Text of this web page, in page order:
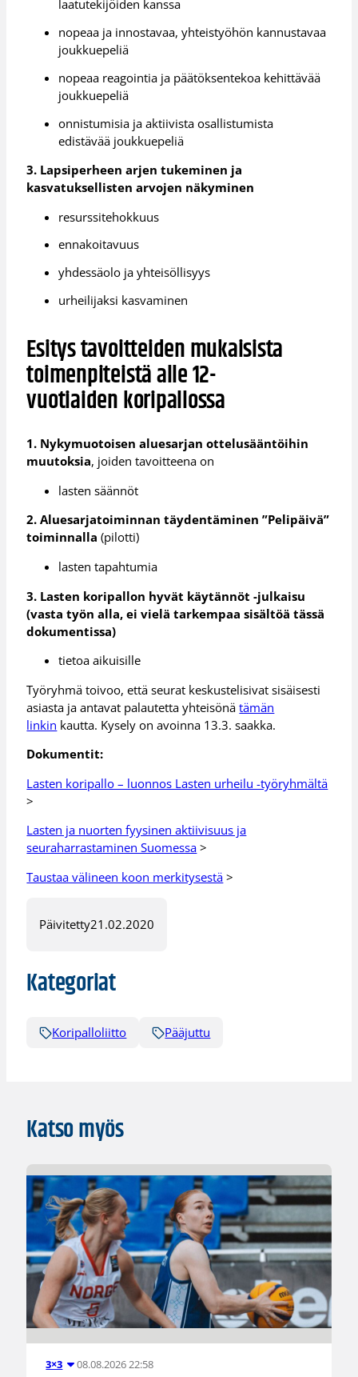
laatutekijöiden kanssa
nopeaa ja innostavaa, yhteistyöhön kannustavaa
joukkuepeliä
nopeaa reagointia ja päätöksentekoa kehittävää
joukkuepeliä
onnistumisia ja aktiivista osallistumista
edistävää joukkuepeliä
3. Lapsiperheen arjen tukeminen ja
kasvatuksellisten arvojen näkyminen
resurssitehokkuus
ennakoitavuus
yhdessäolo ja yhteisöllisyys
urheilijaksi kasvaminen
Esitys tavoitteiden mukaisista
toimenpiteistä alle 12-
vuotiaidenkoripallossa
1. Nykymuotoisen aluesarjan ottelusääntöihin
muutoksia, joiden tavoitteena on
lasten säännöt
2. Aluesarjatoiminnan täydentäminen ”Pelipäivä”
toiminnalla(pilotti)
lasten tapahtumia
3. Lasten koripallon hyvät käytännöt -julkaisu
(vasta työn alla, ei vielä tarkempaa sisältöä tässä
dokumentissa)
tietoa aikuisille
Työryhmä toivoo, että seurat keskustelisivat sisäisesti
asiasta ja antavat palautetta yhteisönätämän
linkin kautta. Kysely on avoinna 13.3. saakka.
Dokumentit:
Lasten koripallo – luonnos Lasten urheilu -työryhmältä
>
Lasten ja nuorten fyysinen aktiivisuus ja
seuraharrastaminen Suomessa >
Taustaa välineen koon merkitysestä >
Päivitetty21.02.2020
Kategoriat
Koripalloliitto Pääjuttu
Katso myös
3×3 08.08.2026 22:58